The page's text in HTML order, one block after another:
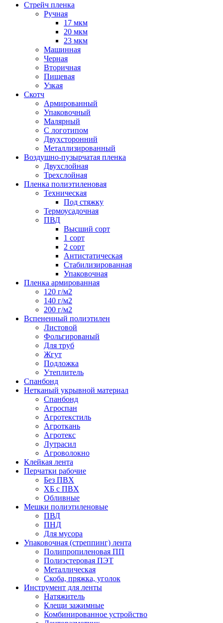
Стрейч пленка
Ручная
17 мкм
20 мкм
23 мкм
Машинная
Черная
Вторичная
Пищевая
Узкая
Скотч
Армированный
Упаковочный
Малярный
С логотипом
Двухсторонний
Металлизированный
Воздушно-пузырчатая пленка
Двухслойная
Трехслойная
Пленка полиэтиленовая
Техническая
Под стяжку
Термоусадочная
ПВД
Высший сорт
1 сорт
2 сорт
Антистатическая
Стабилизированная
Упаковочная
Пленка армированная
120 г/м2
140 г/м2
200 г/м2
Вспененный полиэтилен
Листовой
Фольгированый
Для труб
Жгут
Подложка
Утеплитель
Спанбонд
Нетканый укрывной материал
Спанбонд
Агроспан
Агротекстиль
Агроткань
Агротекс
Лутрасил
Агроволокно
Клейкая лента
Перчатки рабочие
Без ПВХ
ХБ с ПВХ
Обливные
Мешки полиэтиленовые
ПВД
ПНД
Для мусора
Упаковочная (стреппинг) лента
Полипропиленовая ПП
Полиэстеровая ПЭТ
Металлическая
Скоба, пряжка, уголок
Инструмент для ленты
Натяжитель
Клещи зажимные
Комбинированное устройство